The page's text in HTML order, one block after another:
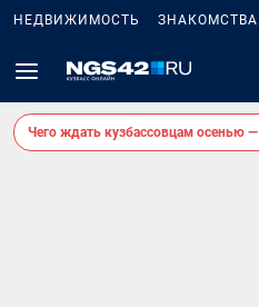
НЕДВИЖИМОСТЬ ЗНАКОМСТВА
Чего ждать кузбассовцам осенью